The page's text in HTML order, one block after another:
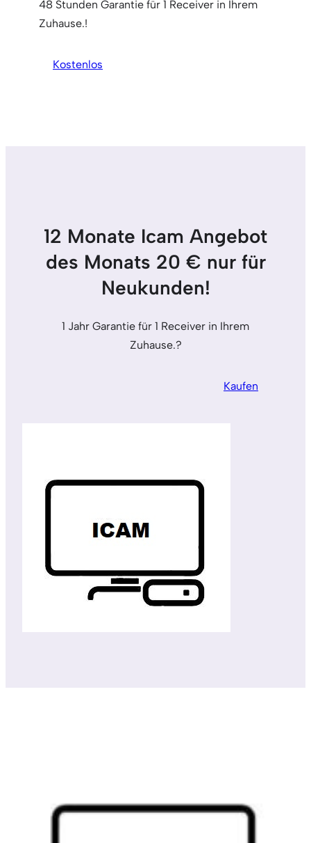
48 Stunden Garantie für 1 Receiver in Ihrem
Zuhause.!
Kostenlos
12 Monate Icam Angebot
des Monats 20 € nur für
Neukunden!
1 Jahr Garantie für 1 Receiver in Ihrem
Zuhause.?
Kaufen